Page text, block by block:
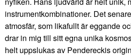
instrumentkombinationer. Det
atmosfär, som likafullt är eggande
drar in mig till sitt egna unika
helt uppslukas av Pendereckis